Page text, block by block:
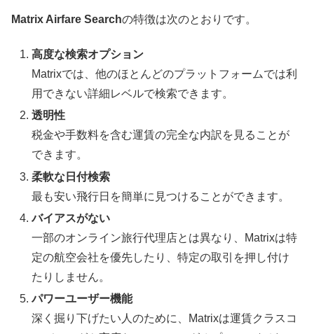
Matrix Airfare Searchの特徴は次のとおりです。
高度な検索オプション
Matrixでは、他のほとんどのプラットフォームでは利
用できない詳細レベルで検索できます。
透明性
税金や手数料を含む運賃の完全な内訳を見ることが
できます。
柔軟な日付検索
最も安い飛行日を簡単に見つけることができます。
バイアスがない
一部のオンライン旅行代理店とは異なり、Matrixは特
定の航空会社を優先したり、特定の取引を押し付け
たりしません。
パワーユーザー機能
深く掘り下げたい人のために、Matrixは運賃クラスコ